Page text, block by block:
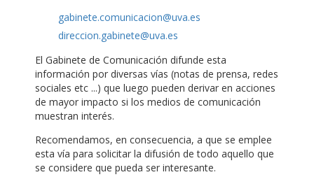
gabinete.comunicacion@uva.es
direccion.gabinete@uva.es
El Gabinete de Comunicación difunde esta
información por diversas vías (notas de prensa, redes
sociales etc ...) que luego pueden derivar en acciones
de mayor impacto si los medios de comunicación
muestran interés.
Recomendamos, en consecuencia, a que se emplee
esta vía para solicitar la difusión de todo aquello que
se considere que pueda ser interesante.